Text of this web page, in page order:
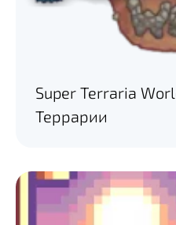
Super Terraria
Террарии